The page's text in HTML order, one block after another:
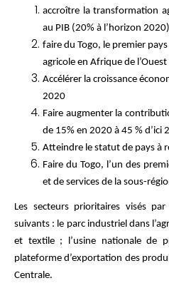
accroître la transformation
au PIB (20% à l’horizon
faire du Togo, le premier
agricole en Afrique de l’Ouest
Accélérer la croissance
2020
Faire augmenter la
de 15% en 2020 à 45 % d’ici
Atteindre le statut de pays à
Faire du Togo, l’un des
et de services de la sous-
Les secteurs prioritaires visés
suivants : le parc industriel dans
et textile ; l’usine nationale de
plateforme d’exportation des
Centrale.